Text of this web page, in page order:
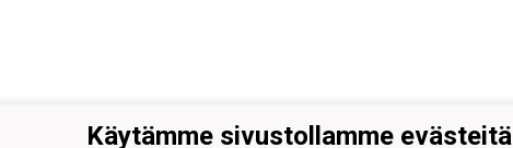
Käytämme sivustollamme evästeitä